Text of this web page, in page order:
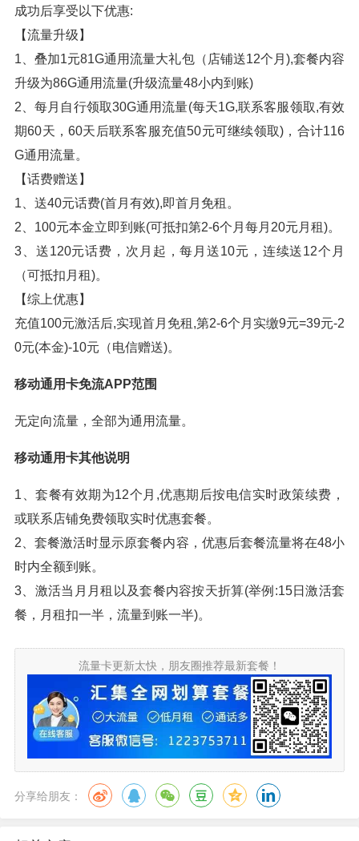
成功后享受以下优惠:
【流量升级】
1、叠加1元81G通用流量大礼包（店铺送12个月),套餐内容
升级为86G通用流量(升级流量48小内到账)
2、每月自行领取30G通用流量(每天1G,联系客服领取,有效
期60天，60天后联系客服充值50元可继续领取)，合计116
G通用流量。
【话费赠送】
1、送40元话费(首月有效),即首月免租。
2、100元本金立即到账(可抵扣第2-6个月每月20元月租)。
3、送120元话费，次月起，每月送10元，连续送12个月
（可抵扣月租)。
【综上优惠】
充值100元激活后,实现首月免租,第2-6个月实缴9元=39元-2
0元(本金)-10元（电信赠送)。
移动通用卡免流APP范围
无定向流量，全部为通用流量。
移动通用卡其他说明
1、套餐有效期为12个月,优惠期后按电信实时政策续费，
或联系店铺免费领取实时优惠套餐。
2、套餐激活时显示原套餐内容，优惠后套餐流量将在48小
时内全额到账。
3、激活当月月租以及套餐内容按天折算(举例:15日激活套
餐，月租扣一半，流量到账一半)。
流量卡更新太快，朋友圈推荐最新套餐！
分享给朋友：